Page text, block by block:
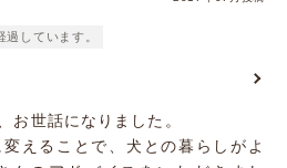
しています。
お世話になりました。
えることで、犬との暮らしがよ